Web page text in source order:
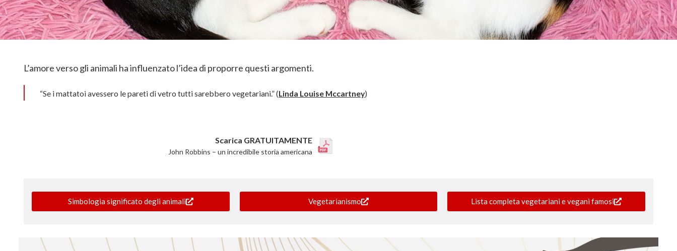
L’amore verso gli animali ha influenzato l’idea di proporre questi argomenti.
“Se i mattatoi avessero le pareti di vetro tutti sarebbero vegetariani.” (Linda Louise Mccartney)
Scarica GRATUITAMENTE
John Robbins – un incredibile storia americana
Simbologia significato degli animali Vegetarianismo Lista completa vegetariani e vegani famosi